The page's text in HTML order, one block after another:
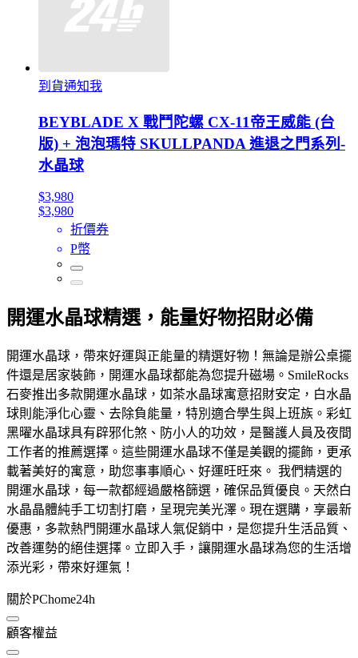
到貨通知我
BEYBLADE X 戰鬥陀螺 CX-11帝王威能 (台
版) + 泡泡瑪特 SKULLPANDA 進退之門系列-
水晶球
$3,980
$3,980
折價券
P幣
開運水晶球精選，能量好物招財必備
開運水晶球，帶來好運與正能量的精選好物！無論是辦公桌擺
件還是居家裝飾，開運水晶球都能為您提升磁場。SmileRocks
石麥推出多款開運水晶球，如茶水晶球寓意招財安定，白水晶
球則能淨化心靈、去除負能量，特別適合學生與上班族。彩虹
黑曜水晶球具有辟邪化煞、防小人的功效，是醫護人員及夜間
工作者的推薦選擇。這些開運水晶球不僅是美觀的擺飾，更承
載著美好的寓意，助您事事順心、好運旺旺來。 我們精選的
開運水晶球，每一款都經過嚴格篩選，確保品質優良。天然白
水晶晶體純手工切割打磨，呈現完美光澤。現在選購，享最新
優惠，多款熱門開運水晶球人氣促銷中，是您提升生活品質、
改善運勢的絕佳選擇。立即入手，讓開運水晶球為您的生活增
添光彩，帶來好運氣！
關於PChome24h
顧客權益